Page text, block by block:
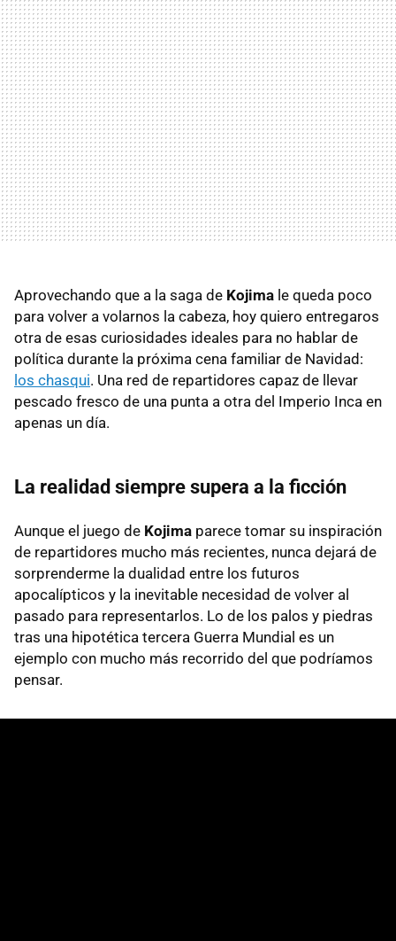
Aprovechando que a la saga de Kojima le queda poco
para volver a volarnos la cabeza, hoy quiero entregaros
otra de esas curiosidades ideales para no hablar de
política durante la próxima cena familiar de Navidad:
los chasqui. Una red de repartidores capaz de llevar
pescado fresco de una punta a otra del Imperio Inca en
apenas un día.
La realidad siempre supera a la ficción
Aunque el juego de Kojima parece tomar su inspiración
de repartidores mucho más recientes, nunca dejará de
sorprenderme la dualidad entre los futuros
apocalípticos y la inevitable necesidad de volver al
pasado para representarlos. Lo de los palos y piedras
tras una hipotética tercera Guerra Mundial es un
ejemplo con mucho más recorrido del que podríamos
pensar.